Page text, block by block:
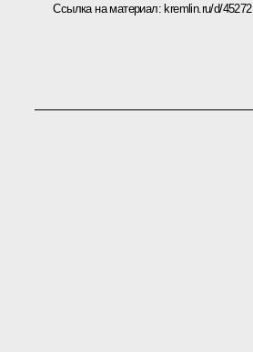
Ссылка на материал:kremlin.ru/d/45272